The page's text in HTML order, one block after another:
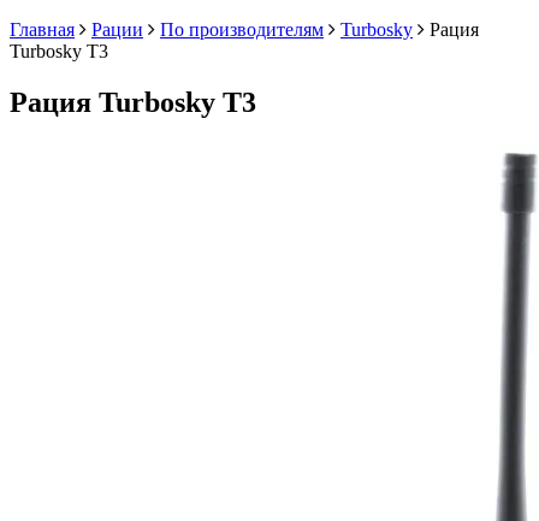
Главная
Рации По производителям Turbosky
Рация
Turbosky T3
Рация Turbosky T3